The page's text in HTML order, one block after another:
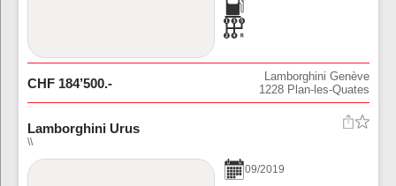
CHF 184’500.-
Lamborghini Genève
1228 Plan-les-Quates
Lamborghini Urus
\\
09/2019